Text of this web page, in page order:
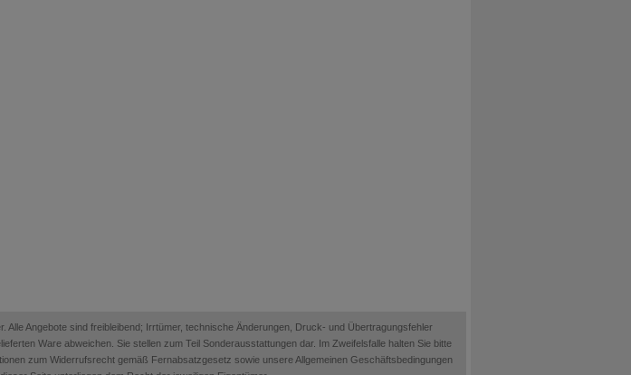
Angebote sind freibleibend; Irrtümer, technische Änderungen, Druck- und Übertragungsfehler
Ware abweichen. Sie stellen zum Teil Sonderausstattungen dar. Im Zweifelsfalle halten Sie bitte
zum Widerrufsrecht gemäß Fernabsatzgesetz sowie unsere Allgemeinen Geschäftsbedingungen